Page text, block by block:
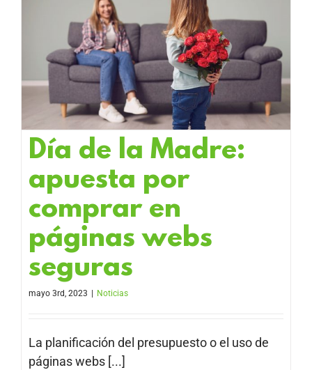
Día de la Madre:
apuesta por
comprar en
páginas webs
seguras
mayo 3rd, 2023 Noticias
La planificación del presupuesto o el uso de
páginas webs [...]